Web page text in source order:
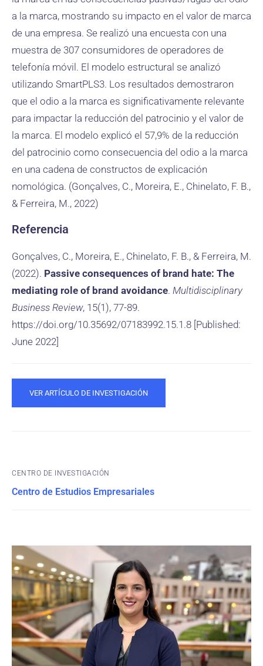
a la marca, mostrando su impacto en el valor de marca
de una empresa. Se realizó una encuesta con una
muestra de 307 consumidores de operadores de
telefonía móvil. El modelo estructural se analizó
utilizando SmartPLS3. Los resultados demostraron
que el odio a la marca es significativamente relevante
para impactar la reducción del patrocinio y el valor de
la marca. El modelo explicó el 57,9% de la reducción
del patrocinio como consecuencia del odio a la marca
en una cadena de constructos de explicación
nomológica. (Gonçalves, C., Moreira, E., Chinelato, F. B.,
& Ferreira, M., 2022)
Referencia
Gonçalves, C., Moreira, E., Chinelato, F. B., & Ferreira, M.
(2022). Passive consequences of brand hate: The
mediating role of brand avoidance. Multidisciplinary
Business Review, 15(1), 77-89.
https://doi.org/10.35692/07183992.15.1.8 [Published:
June 2022]
VER ARTÍCULO DE INVESTIGACIÓN
CENTRO DE INVESTIGACIÓN
Centro de Estudios Empresariales